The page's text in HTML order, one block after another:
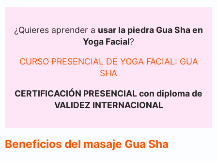
¿Quieres aprender a usar la piedra Gua Sha en
Yoga Facial?
CURSO PRESENCIAL DE YOGA FACIAL: GUA
SHA
CERTIFICACIÓN PRESENCIAL con diploma de
VALIDEZ INTERNACIONAL
Beneficios del masaje Gua Sha